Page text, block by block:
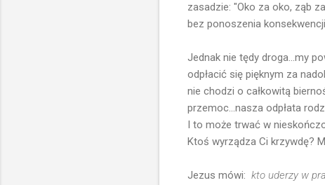
zasadzie: "Oko za oko, ząb
bez ponoszenia
Jednak nie tędy droga...my
odpłacić się pięknym za
nie chodzi o całkowitą
przemoc...nasza odpłata
I to może trwać w
Ktoś wyrządza Ci krzywdę?
Jezus mówi: kto uderzy w